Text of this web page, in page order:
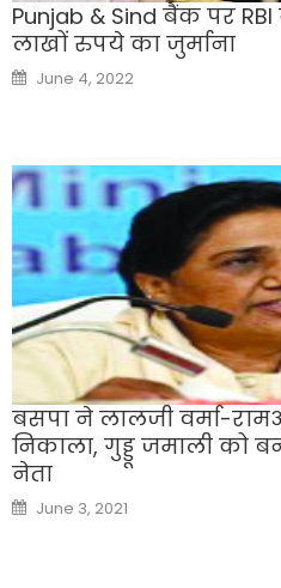
Punjab & Sind बैंक पर RBI
लाखों रुपये का जुर्माना
Posted
on
June 4, 2022
बसपा ने लालजी वर्मा-
निकाला, गुड्डू जमाली को
नेता
Posted
on
June 3, 2021